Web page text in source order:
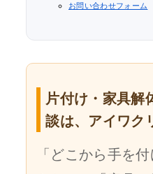
お問い合わせフォーム
片付け・家具解
談は、アイワク
「どこから手を